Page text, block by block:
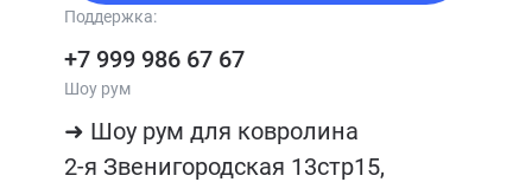
Поддержка:
+7 999 986 67 67
Шоу рум
➜ Шоу рум для ковролина
2-я Звенигородская 13стр15,